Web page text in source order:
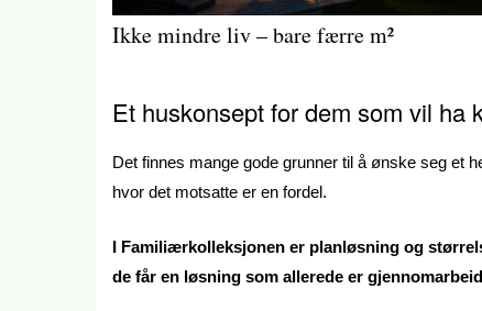
Ikke mindre liv – bare færre m²
Et huskonsept for dem som vil ha
Det finnes mange gode grunner til å ønske seg et
hvor det motsatte er en fordel.
I Familiærkolleksjonen er planløsning og
de får en løsning som allerede er